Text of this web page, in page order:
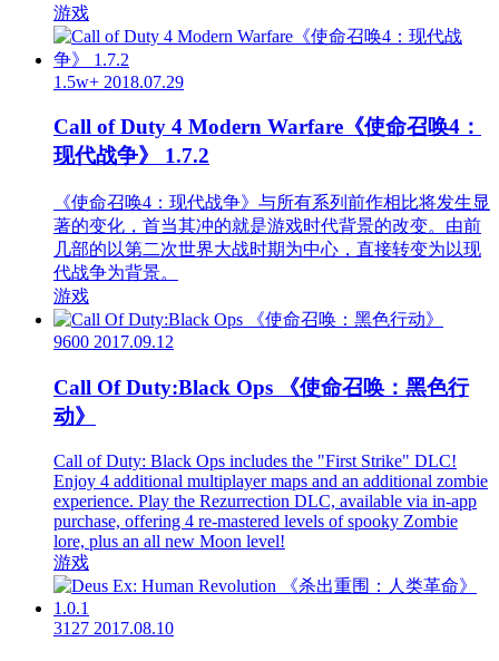
游戏
1.5w+ 2018.07.29
Call of Duty 4 Modern Warfare《使命召唤4：
现代战争》 1.7.2
《使命召唤4：现代战争》与所有系列前作相比将发生显
著的变化，首当其冲的就是游戏时代背景的改变。由前
几部的以第二次世界大战时期为中心，直接转变为以现
代战争为背景。
游戏
9600 2017.09.12
Call Of Duty:Black Ops 《使命召唤：黑色行
动》
Call of Duty: Black Ops includes the "First Strike" DLC!
Enjoy 4 additional multiplayer maps and an additional zombie
experience. Play the Rezurrection DLC, available via in-app
purchase, offering 4 re-mastered levels of spooky Zombie
lore, plus an all new Moon level!
游戏
3127 2017.08.10